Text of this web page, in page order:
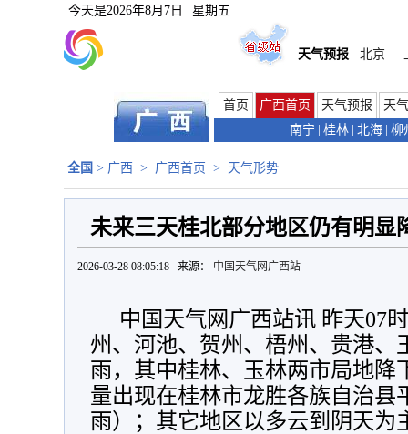
今天是2026年8月7日 星期五
天气预报 北京
首页 广西首页 天气预报
天
南宁
桂林 北海 柳
全国 > 广西 > 广西首页 > 天气形势
未来三天桂北部分地区仍有明
2026-03-28 08:05:18 来源： 中国天气网广西站
中国天气网广西站讯 昨天07
州、河池、贺州、梧州、贵港、
雨，其中桂林、玉林两市局地降
量出现在桂林市龙胜各族自治县
雨）；其它地区以多云到阴天为